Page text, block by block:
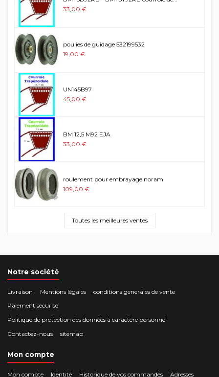
33,00 €
poulies de guidage 532199532
19,00 €
UN145B97
45,00 €
BM 12,5 M92 EJA
33,00 €
roulement pour embrayage noram
109,00 €
Toutes les meilleures ventes
Notre société
Livraison Mentions légales
conditions generales de vente
Paiement sécurisé
Politique de protection des données à caractère personnel
Contactez-nous
sitemap
Mon compte
Mon compte Identité Historique de vos commandes Adresses